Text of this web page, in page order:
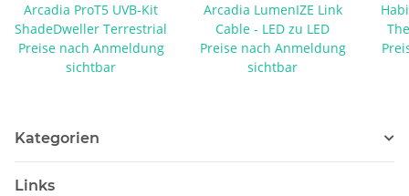
Arcadia ProT5 UVB-Kit
ShadeDweller Terrestrial
Preise nach Anmeldung
sichtbar
Arcadia LumenIZE Link
Cable - LED zu LED
Preise nach Anmeldung
sichtbar
Kategorien
Links